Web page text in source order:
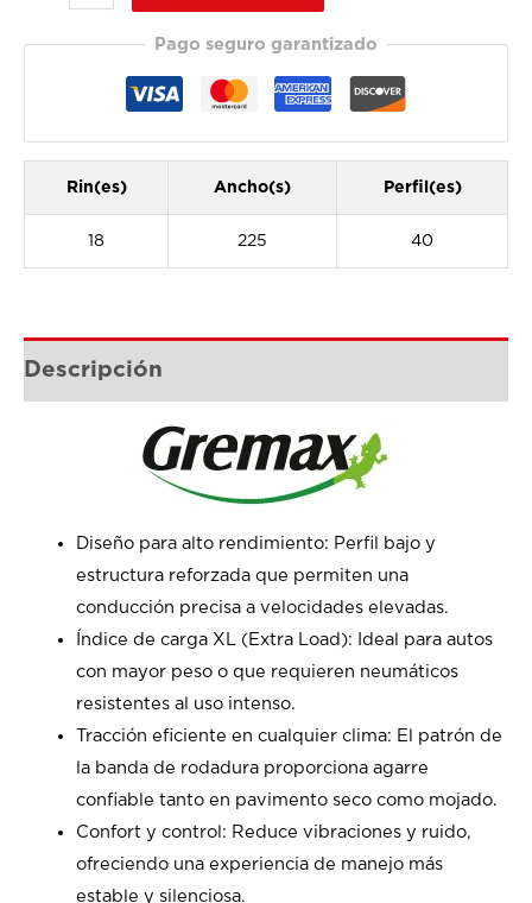
Pago seguro garantizado
Rin(es) Ancho(s) Perfil(es)
18 225 40
Descripción
Diseño para alto rendimiento: Perfil bajo y
estructura reforzada que permiten una
conducción precisa a velocidades elevadas.
Índice de carga XL (Extra Load): Ideal para autos
con mayor peso o que requieren neumáticos
resistentes al uso intenso.
Tracción eficiente en cualquier clima: El patrón de
la banda de rodadura proporciona agarre
confiable tanto en pavimento seco como mojado.
Confort y control: Reduce vibraciones y ruido,
ofreciendo una experiencia de manejo más
estable y silenciosa.